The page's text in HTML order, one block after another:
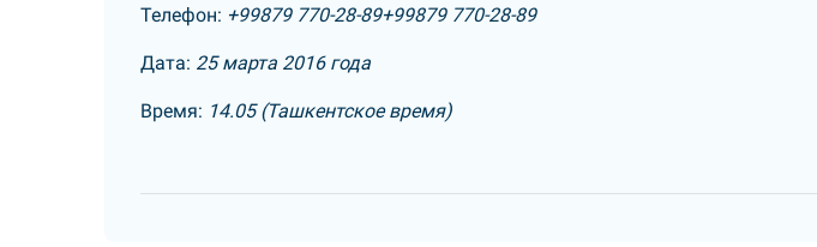
Телефон: +99879 770-28-89+99879 770-28-89
Дата: 25 марта 2016 года
Время: 14.05 (Ташкентское время)